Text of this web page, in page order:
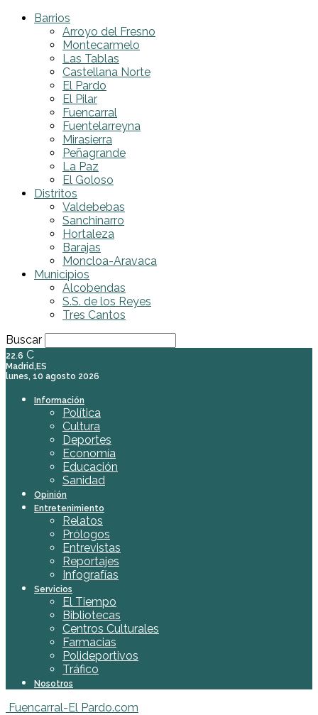
Barrios
Arroyo del Fresno
Montecarmelo
Las Tablas
Castellana Norte
El Pardo
El Pilar
Fuencarral
Fuentelarreyna
Mirasierra
Peñagrande
La Paz
El Goloso
Distritos
Valdebebas
Sanchinarro
Hortaleza
Barajas
Moncloa-Aravaca
Municipios
Alcobendas
S.S. de los Reyes
Tres Cantos
Buscar
22.6 C
Madrid,ES
lunes, 10 agosto 2026
Información
Política
Cultura
Deportes
Economía
Educación
Sanidad
Opinión
Entretenimiento
Relatos
Prólogos
Entrevistas
Reportajes
Infografías
Servicios
El Tiempo
Bibliotecas
Centros Culturales
Farmacias
Polideportivos
Tráfico
Nosotros
Fuencarral-El Pardo.com